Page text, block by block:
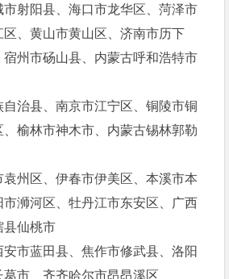
射阳县、海口市龙华区、菏泽市
区、黄山市黄山区、济南市历下
宿州市砀山县、内蒙古呼和浩特市
治县、南京市江宁区、铜陵市铜
榆林市神木市、内蒙古锡林郭勒
州区、伊春市伊美区、本溪市本
浉河区、牡丹江市东安区、广西
县仙桃市
市蓝田县、焦作市修武县、洛阳
市、齐齐哈尔市昂昂溪区